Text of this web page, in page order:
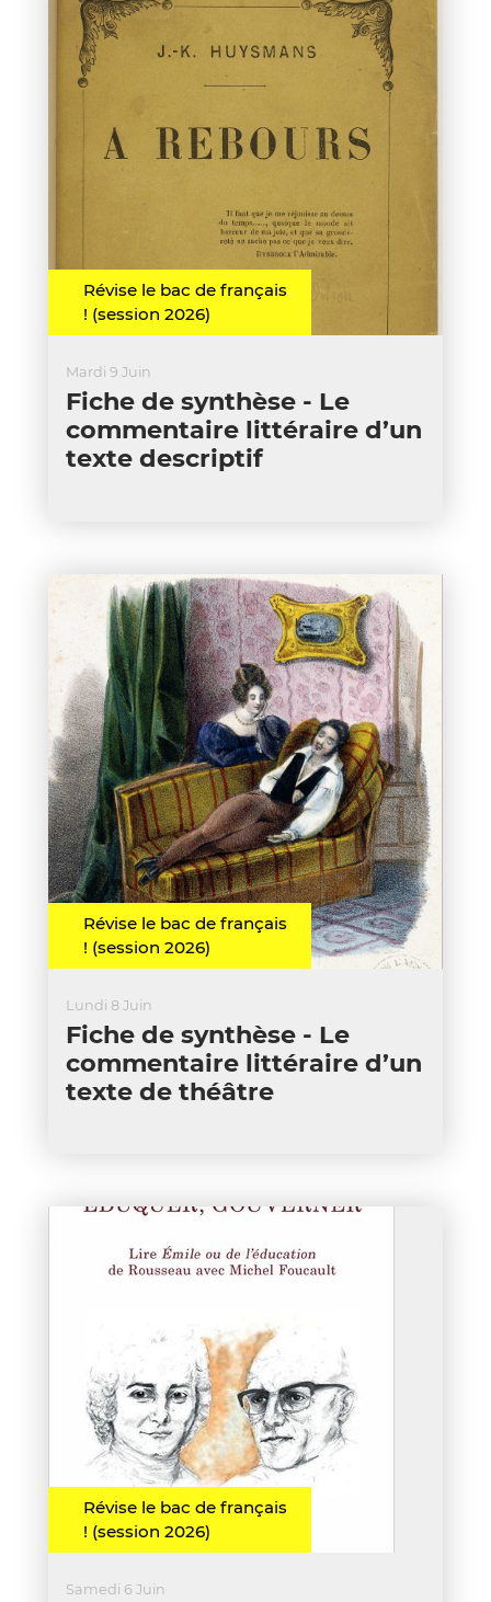
Révise le bac de français
! (session 2026)
Mardi 9 Juin
Fiche de synthèse - Le
commentaire littéraire d’un
texte descriptif
Révise le bac de français
! (session 2026)
Lundi 8 Juin
Fiche de synthèse - Le
commentaire littéraire d’un
texte de théâtre
Révise le bac de français
! (session 2026)
Samedi 6 Juin